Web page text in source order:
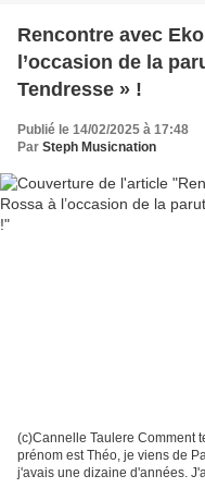
Rencontre avec
l’occasion de la
Tendresse » !
Publié le 14/02/2025 à 17:48
Par Steph Musicnation
(c)Cannelle Taulere Comment te présenterais tu à nos lecteurs ? Mon vrai
prénom est Théo, je viens de
j'avais une dizaine d'années.